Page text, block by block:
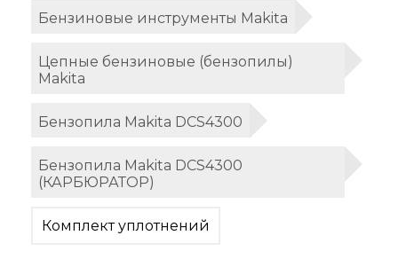
Бензиновые инструменты Makita
Цепные бензиновые (бензопилы)
Makita
Бензопила Makita DCS4300
Бензопила Makita DCS4300
(КАРБЮРАТОР)
Комплект уплотнений